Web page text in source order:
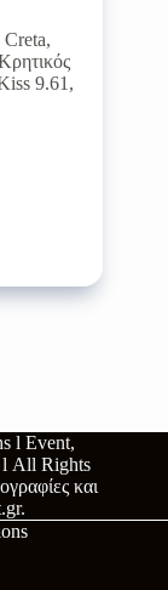
Creta,
9.61,
l Event,
All Rights
και
.